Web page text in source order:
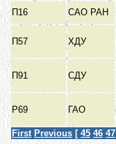
П16
САО РАН
П57 ХДУ
П91 СДУ
Р69 ГАО
First Previous [ 45 46 47